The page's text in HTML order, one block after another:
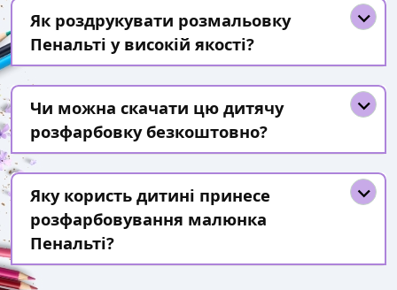
Як роздрукувати розмальовку
Пенальті у високій якості?
Чи можна скачати цю дитячу
розфарбовку безкоштовно?
Яку користь дитині принесе
розфарбовування малюнка
Пенальті?